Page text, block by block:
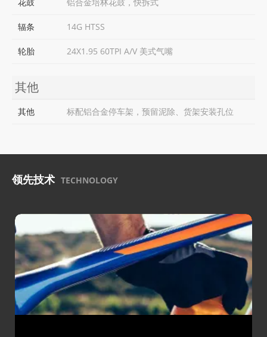
辐条 14G HTSS
轮胎 24X1.95 60TPI A/V 美式气嘴
其他
其他 标配铝合金停车架，预留泥除、货架安装孔位
领先技术 TECHNOLOGY